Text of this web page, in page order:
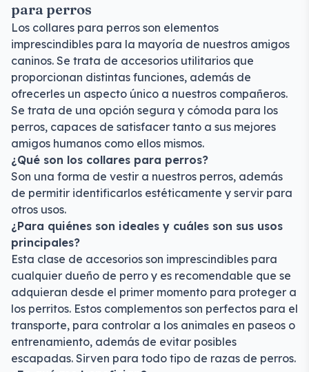
para perros
Los collares para perros son elementos
imprescindibles para la mayoría de nuestros amigos
caninos. Se trata de accesorios utilitarios que
proporcionan distintas funciones, además de
ofrecerles un aspecto único a nuestros compañeros.
Se trata de una opción segura y cómoda para los
perros, capaces de satisfacer tanto a sus mejores
amigos humanos como ellos mismos.
¿Qué son los collares para perros?
Son una forma de vestir a nuestros perros, además
de permitir identificarlos estéticamente y servir para
otros usos.
¿Para quiénes son ideales y cuáles son sus usos
principales?
Esta clase de accesorios son imprescindibles para
cualquier dueño de perro y es recomendable que se
adquieran desde el primer momento para proteger a
los perritos. Estos complementos son perfectos para el
transporte, para controlar a los animales en paseos o
entrenamiento, además de evitar posibles
escapadas. Sirven para todo tipo de razas de perros.